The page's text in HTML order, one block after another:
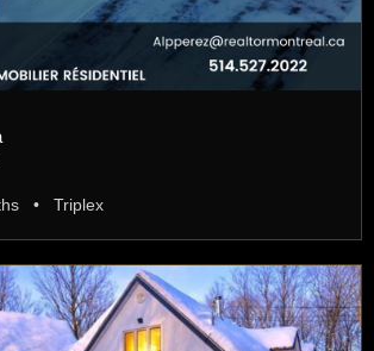
• Triplex